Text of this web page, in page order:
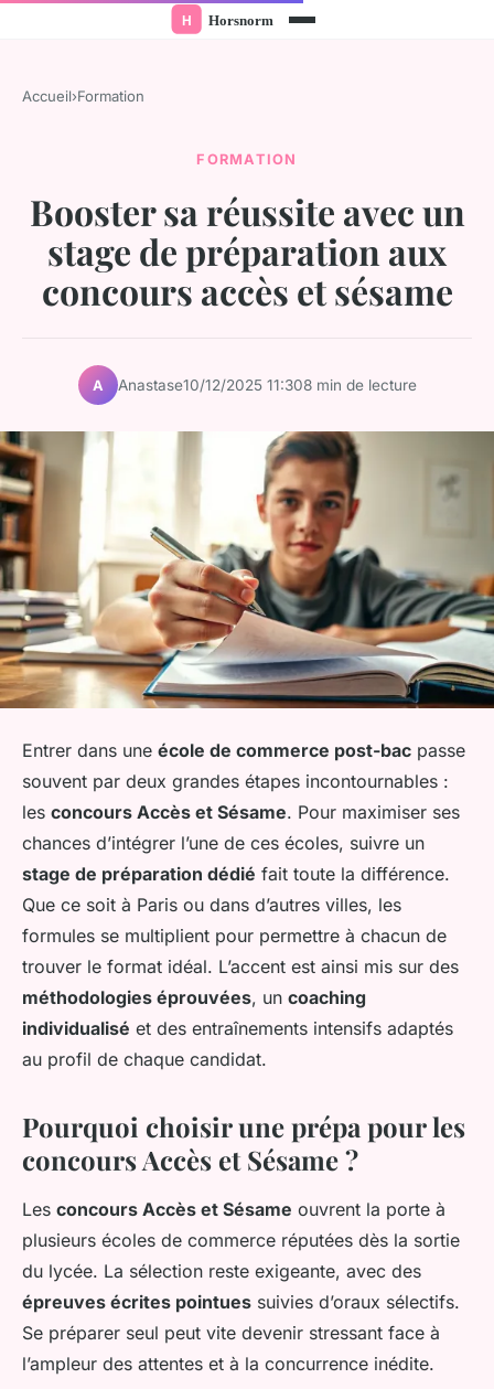
Accueil›Formation
FORMATION
Booster sa réussite avec un
stage de préparation aux
concours accès et sésame
A Anastase10/12/2025 11:308 min de lecture
Entrer dans une école de commerce post-bac passe
souvent par deux grandes étapes incontournables :
les concours Accès et Sésame. Pour maximiser ses
chances d’intégrer l’une de ces écoles, suivre un
stage de préparation dédié fait toute la différence.
Que ce soit à Paris ou dans d’autres villes, les
formules se multiplient pour permettre à chacun de
trouver le format idéal. L’accent est ainsi mis sur des
méthodologies éprouvées, un coaching
individualisé et des entraînements intensifs adaptés
au profil de chaque candidat.
Pourquoi choisir une prépa pour les
concours Accès et Sésame ?
Les concours Accès et Sésame ouvrent la porte à
plusieurs écoles de commerce réputées dès la sortie
du lycée. La sélection reste exigeante, avec des
épreuves écrites pointues suivies d’oraux sélectifs.
Se préparer seul peut vite devenir stressant face à
l’ampleur des attentes et à la concurrence inédite.